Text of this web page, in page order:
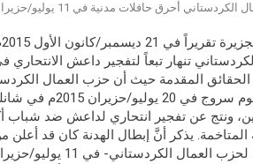
أحرق حافلات مدنية في 11 يوليو/حزيران 2015م
تنهار تبعاً لتفجير داعش
المقدمة حيث أن حزب العمال
آخرين، ونتج عن تفجير انتحاري لداعش ضد
المتاخمة. يذكر أنَّ إبطال الهدنة كان قد